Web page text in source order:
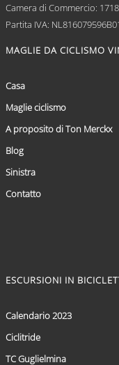
Camera di Commercio:
Partita IVA:
MAGLIE DA CICLISMO
Casa
Maglie ciclismo
A proposito di Ton Merckx
Blog
Sinistra
Contatto
ESCURSIONI IN
Calendario 2023
Ciclitride
TC Guglielmina